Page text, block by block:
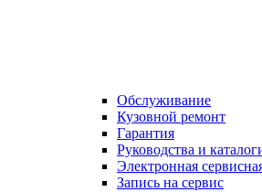
Обслуживание
Кузовной ремонт
Гарантия
Руководства и
Электронная
Запись на сервис